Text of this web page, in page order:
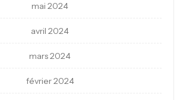
mai 2024
avril 2024
mars 2024
février 2024